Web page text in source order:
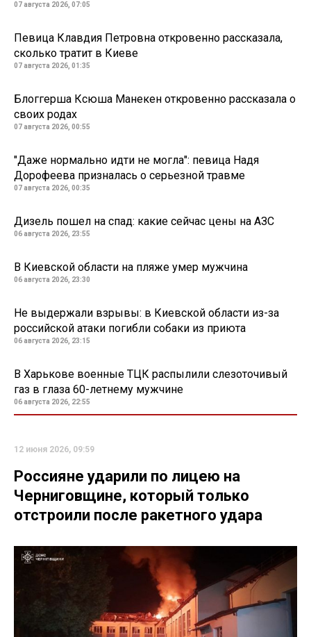
07 августа 2026, 07:05
Певица Клавдия Петровна откровенно рассказала,
сколько тратит в Киеве
07 августа 2026, 01:35
Блоггерша Ксюша Манекен откровенно рассказала о
своих родах
07 августа 2026, 00:55
"Даже нормально идти не могла": певица Надя
Дорофеева призналась о серьезной травме
07 августа 2026, 00:35
Дизель пошел на спад: какие сейчас цены на АЗС
06 августа 2026, 23:55
В Киевской области на пляже умер мужчина
06 августа 2026, 23:30
Не выдержали взрывы: в Киевской области из-за
российской атаки погибли собаки из приюта
06 августа 2026, 23:15
В Харькове военные ТЦК распылили слезоточивый
газ в глаза 60-летнему мужчине
06 августа 2026, 22:55
12 июня 2026, 09:59
Россияне ударили по лицею на
Черниговщине, который только
отстроили после ракетного удара